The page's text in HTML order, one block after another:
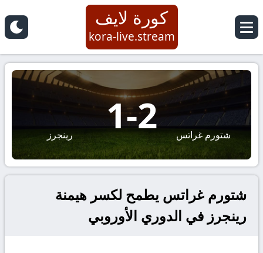
كورة لايف
kora-live.stream
شتورم غراتس 2
-
1 رينجرز
شتورم غراتس يطمح لكسر هيمنة
رينجرز في الدوري الأوروبي